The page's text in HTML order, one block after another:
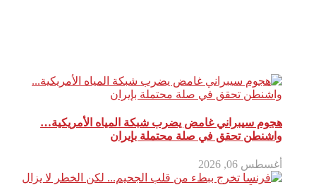
هجوم سيبراني غامض يضرب شبكة المياه الأمريكية…
واشنطن تحقق في صلة محتملة بإيران
أغسطس 06, 2026